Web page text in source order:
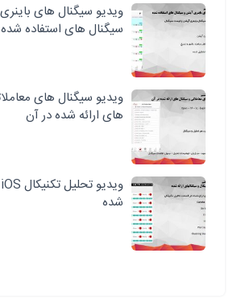
سیگنال های استفاده شده
های ارائه شده در آن
شده